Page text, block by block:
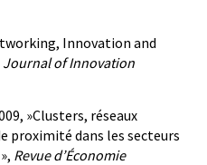
Innovation and
Journal of Innovation
»Clusters, réseaux
proximité dans les secteurs
Revue d’Économie